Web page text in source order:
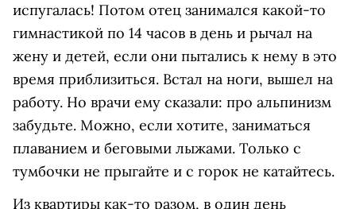
испугалась! Потом отец занимался какой-то
гимнастикой по 14 часов в день и рычал на
жену и детей, если они пытались к нему в это
время приблизиться. Встал на ноги, вышел на
работу. Но врачи ему сказали: про альпинизм
забудьте. Можно, если хотите, заниматься
плаванием и беговыми лыжами. Только с
тумбочки не прыгайте и с горок не катайтесь.
Из квартиры как-то разом, в один день